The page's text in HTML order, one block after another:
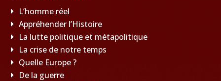
L’homme réel
Appréhender l’Histoire
La lutte politique et métapolitique
La crise de notre temps
Quelle Europe ?
De la guerre